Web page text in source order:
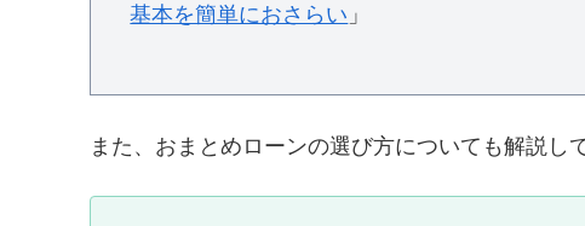
基本を簡単におさらい 」
また、おまとめローンの選び方についても解説し